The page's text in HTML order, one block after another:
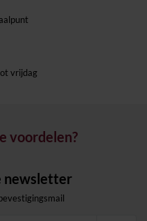
vrijdag
voordelen?
newsletter